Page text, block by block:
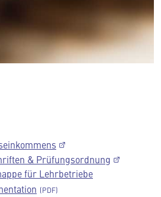
& Prüfungsordnung
für Lehrbetriebe